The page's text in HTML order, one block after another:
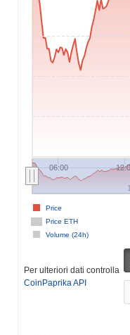
06:00
Price ETH
Volume (24h)
Price
Per ulteriori dati controlla
CoinPaprika API